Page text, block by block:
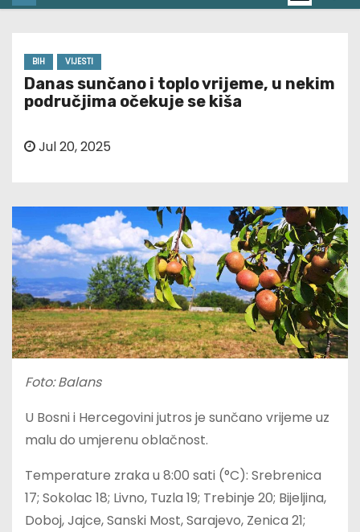
BIH VIJESTI
Danas sunčano i toplo vrijeme, u nekim
područjima očekuje se kiša
Jul 20, 2025
Foto: Balans
U Bosni i Hercegovini jutros je sunčano vrijeme uz
malu do umjerenu oblačnost.
Temperature zraka u 8:00 sati (°C): Srebrenica
17; Sokolac 18; Livno, Tuzla 19; Trebinje 20; Bijeljina,
Doboj, Jajce, Sanski Most, Sarajevo, Zenica 21;